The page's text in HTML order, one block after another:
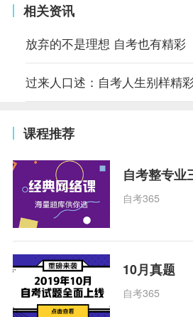
相关资讯
放弃的不是理想 自考也有精彩
过来人口述：自考人生别样精
课程推荐
自考整专业
自考365
10月真题
自考365